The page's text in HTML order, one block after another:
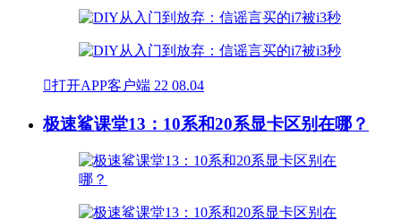
打开APP客户端 22 08.04
极速鲨课堂13：10系和20系显卡区别在哪？